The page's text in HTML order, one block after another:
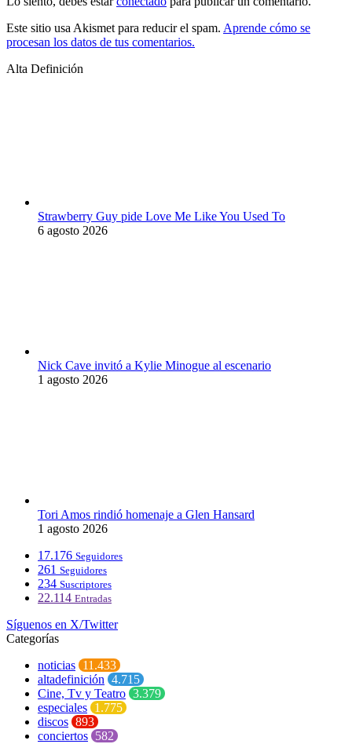
Este sitio usa Akismet para reducir el spam. Aprende cómo se
procesan los datos de tus comentarios.
Alta Definición
Strawberry Guy pide Love Me Like You Used To
6 agosto 2026
Nick Cave invitó a Kylie Minogue al escenario
1 agosto 2026
Tori Amos rindió homenaje a Glen Hansard
1 agosto 2026
17.176 Seguidores
261 Seguidores
234 Suscriptores
22.114 Entradas
Síguenos en X/Twitter
Categorías
noticias 11.433
altadefinición 4.715
Cine, Tv y Teatro 3.379
especiales 1.775
discos 893
conciertos 582